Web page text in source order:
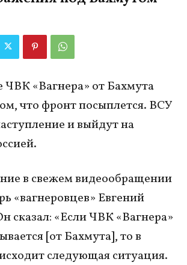
ЧВК «Вагнера» от Бахмута
что фронт посыплется. ВСУ
и выйдут на
в свежем видеообращении
«вагнеровцев» Евгений
сказал: «Если ЧВК «Вагнера»
[от Бахмута], то в
следующая ситуация.